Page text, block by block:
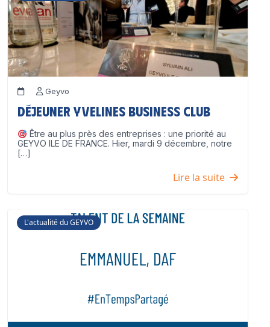
Geyvo
Déjeuner Yvelines Business Club
Être au plus près des entreprises : une priorité au
GEYVO ILE DE FRANCE. Hier, mardi 9 décembre, notre
[…]
Lire la suite
L'actualité du GEYVO